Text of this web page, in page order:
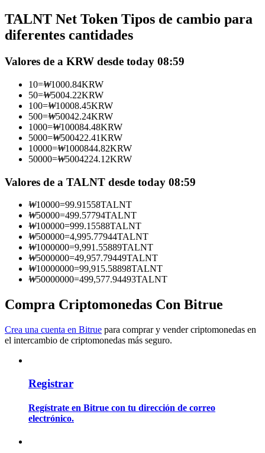
Conviértete en un Trader de Copia
Disfruta del reparto de beneficios y comisiones de copy trading
Información
Análisis de big data que incluye información comercial, etc.
Guía
TALNT Net Token Tipos de cambio para
diferentes cantidades
Valores de a KRW desde today 08:59
10=₩1000.84KRW
50=₩5004.22KRW
100=₩10008.45KRW
500=₩50042.24KRW
1000=₩100084.48KRW
5000=₩500422.41KRW
10000=₩1000844.82KRW
50000=₩5004224.12KRW
Valores de a TALNT desde today 08:59
₩10000=99.91558TALNT
₩50000=499.57794TALNT
₩100000=999.15588TALNT
₩500000=4,995.77944TALNT
₩1000000=9,991.55889TALNT
₩5000000=49,957.79449TALNT
₩10000000=99,915.58898TALNT
₩50000000=499,577.94493TALNT
Compra Criptomonedas Con Bitrue
Crea una cuenta en Bitrue para comprar y vender criptomonedas en
el intercambio de criptomonedas más seguro.
Registrar
Regístrate en Bitrue con tu dirección de correo
electrónico.